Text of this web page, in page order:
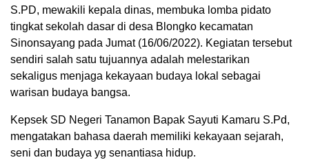
S.PD, mewakili kepala dinas, membuka lomba pidato
tingkat sekolah dasar di desa Blongko kecamatan
Sinonsayang pada Jumat (16/06/2022). Kegiatan tersebut
sendiri salah satu tujuannya adalah melestarikan
sekaligus menjaga kekayaan budaya lokal sebagai
warisan budaya bangsa.
Kepsek SD Negeri Tanamon Bapak Sayuti Kamaru S.Pd,
mengatakan bahasa daerah memiliki kekayaan sejarah,
seni dan budaya yg senantiasa hidup.